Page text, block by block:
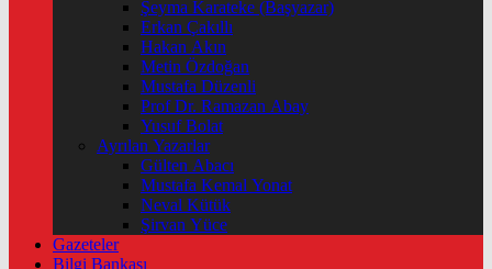
Şeyma Karateke (Başyazar)
Erkan Çakıllı
Hakan Akın
Metin Özdoğan
Mustafa Düzenli
Prof Dr. Ramazan Abay
Yusuf Bolat
Ayrılan Yazarlar
Gülten Abacı
Mustafa Kemal Yonat
Neval Kütük
Şirvan Yüce
Gazeteler
Bilgi Bankası